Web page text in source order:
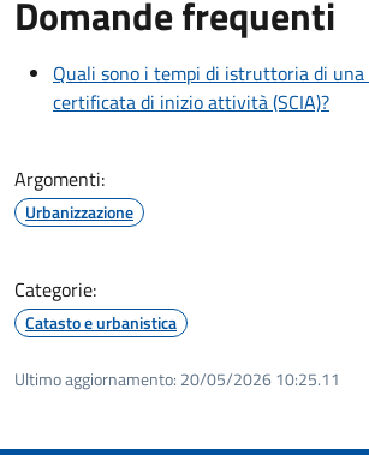
Domande frequenti
Quali sono i tempi di istruttoria di una
certificata di inizio attività (SCIA)?
Argomenti:
Urbanizzazione
Categorie:
Catasto e urbanistica
Ultimo aggiornamento: 20/05/2026 10:25.11